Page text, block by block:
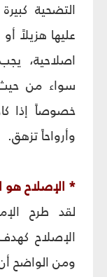
التضحية
عليها هزيلاً
اصلاحية،
سواء من حيث
خصوصاً إذا
وأرواحاً تزهق.
* الإصلاح هو
لقد طرح
الإصلاح
ومن الواضح